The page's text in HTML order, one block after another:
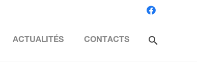
ACTUALITÉS CONTACTS search